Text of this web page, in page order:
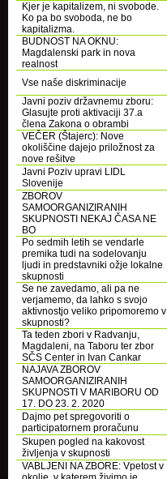
Kjer je kapitalizem, ni svobode.
Ko pa bo svoboda, ne bo
kapitalizma.
BUDNOST NA OKNU:
Magdalenski park in nova
realnost
Vse naše diskriminacije
Javni poziv državnemu zboru:
Glasujte proti aktivaciji 37.a
člena Zakona o obrambi
VEČER (Štajerc): Nove
okoliščine dajejo priložnost za
nove rešitve
Javni Poziv upravi LIDL
Slovenije
ZBOROV
SAMOORGANIZIRANIH
SKUPNOSTI NEKAJ ČASA NE
BO
Po sedmih letih se vendarle
premika tudi na sodelovanju
ljudi in predstavniki ožje lokalne
skupnosti
Se ne zavedamo, ali pa ne
verjamemo, da lahko s svojo
aktivnostjo veliko pripomoremo v
skupnosti?
Ta teden zbori v Radvanju,
Magdaleni, na Taboru ter zbor
SČS Center in Ivan Cankar
NAJAVA ZBOROV
SAMOORGANIZIRANIH
SKUPNOSTI V MARIBORU OD
17. DO 23. 2. 2020
Dajmo pet spregovoriti o
participatornem proračunu
Skupen pogled na kakovost
življenja v skupnosti
VABLJENI NA ZBORE: Vpetost v